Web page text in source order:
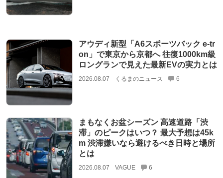
アウディ新型「A6スポーツバック e-tr
on」で東京から京都へ 往復1000km級
ロングランで見えた最新EVの実力とは
2026.08.07 くるまのニュース 6
まもなくお盆シーズン 高速道路「渋
滞」のピークはいつ？ 最大予想は45k
m 渋滞嫌いなら避けるべき日時と場所
とは
2026.08.07 VAGUE 6